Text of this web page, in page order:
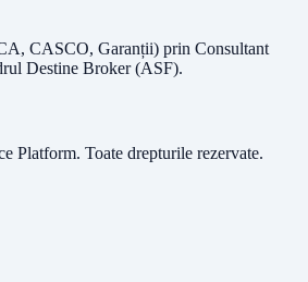
CASCO, Garanții) prin Consultant
Destine Broker (ASF).
Platform. Toate drepturile rezervate.